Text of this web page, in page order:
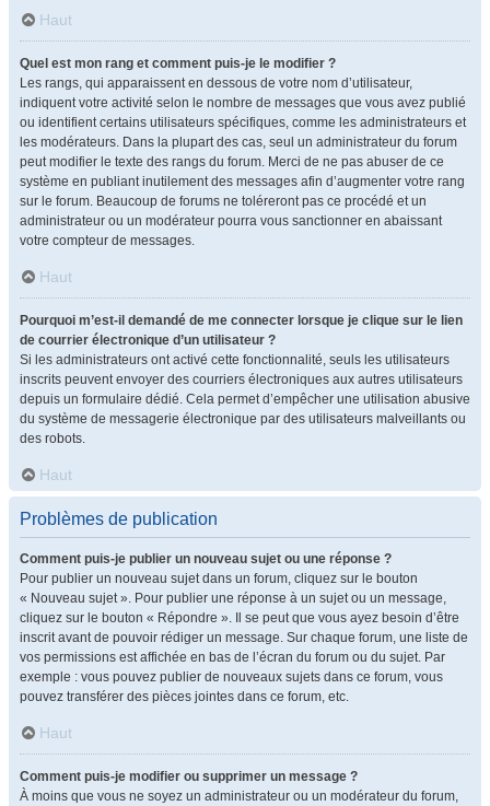
Haut
Quel est mon rang et comment puis-je le modifier ?
Les rangs, qui apparaissent en dessous de votre nom d’utilisateur,
indiquent votre activité selon le nombre de messages que vous avez publié
ou identifient certains utilisateurs spécifiques, comme les administrateurs et
les modérateurs. Dans la plupart des cas, seul un administrateur du forum
peut modifier le texte des rangs du forum. Merci de ne pas abuser de ce
système en publiant inutilement des messages afin d’augmenter votre rang
sur le forum. Beaucoup de forums ne toléreront pas ce procédé et un
administrateur ou un modérateur pourra vous sanctionner en abaissant
votre compteur de messages.
Haut
Pourquoi m’est-il demandé de me connecter lorsque je clique sur le lien
de courrier électronique d’un utilisateur ?
Si les administrateurs ont activé cette fonctionnalité, seuls les utilisateurs
inscrits peuvent envoyer des courriers électroniques aux autres utilisateurs
depuis un formulaire dédié. Cela permet d’empêcher une utilisation abusive
du système de messagerie électronique par des utilisateurs malveillants ou
des robots.
Haut
Problèmes de publication
Comment puis-je publier un nouveau sujet ou une réponse ?
Pour publier un nouveau sujet dans un forum, cliquez sur le bouton
« Nouveau sujet ». Pour publier une réponse à un sujet ou un message,
cliquez sur le bouton « Répondre ». Il se peut que vous ayez besoin d’être
inscrit avant de pouvoir rédiger un message. Sur chaque forum, une liste de
vos permissions est affichée en bas de l’écran du forum ou du sujet. Par
exemple : vous pouvez publier de nouveaux sujets dans ce forum, vous
pouvez transférer des pièces jointes dans ce forum, etc.
Haut
Comment puis-je modifier ou supprimer un message ?
À moins que vous ne soyez un administrateur ou un modérateur du forum,